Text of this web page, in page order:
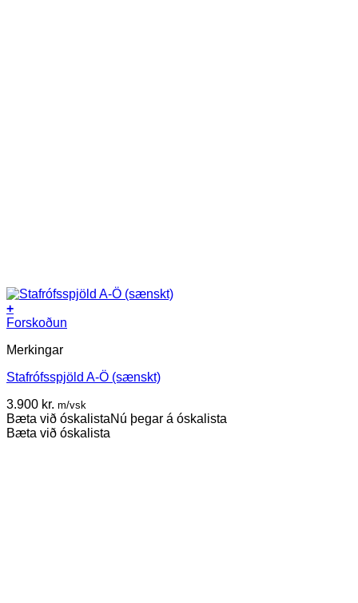
+
Forskoðun
Merkingar
Stafrófsspjöld A-Ö (sænskt)
3.900 kr. m/vsk
Bæta við óskalistaNú þegar á óskalista
Bæta við óskalista